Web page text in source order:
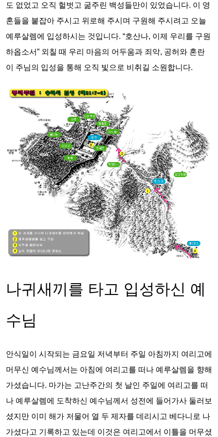
도 없었고 오직 헐벗고 굶주린 백성들만이 있었습니다. 이 영
혼들을 붙잡아 주시고 위로해 주시며 구원해 주시려고 오늘
예루살렘에 입성하시는 것입니다. “호산나, 이제 우리를 구원
하옵소서” 외칠 때 우리 마음의 어두움과 죄악, 공허와 혼란
이 주님의 입성을 통해 오직 빛으로 비취길 소원합니다.
나귀새끼를 타고 입성하신 예
수님
안식일이 시작되는 금요일 저녁부터 주일 아침까지 여리고에
머무신 예수님께서는 아침에 여리고를 떠나 예루살렘을 향해
가셨습니다. 마가는 고난주간의 첫 날인 주일에 여리고를 떠
나 예루살렘에 도착하신 예수님께서 성전에 들어가사 둘러보
셨지만 이미 해가 저물어 열 두 제자를 데리시고 베다니로 나
가셨다고 기록하고 있는데 이것은 여리고에서 이틀을 머무셨